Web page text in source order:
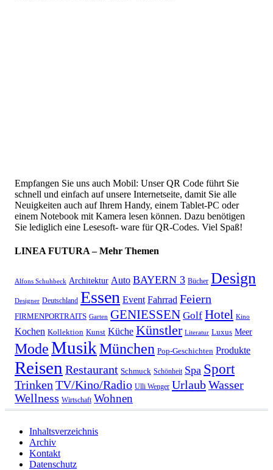
Empfangen Sie uns auch Mobil: Unser QR Code führt Sie
schnell und einfach auf unsere Internetseite, damit Sie alle
Neuigkeiten auch auf Ihrem Handy, einem Tablet-PC oder
einem Notebook mit Kamera lesen können. Dazu benötigen
Sie lediglich eine Lesesoft- ware für QR-Codes. Viel Spaß!
LINEA FUTURA – Mehr Themen
Alfons Schuhbeck Architektur Auto BAYERN 3 Bücher Design
Designer Deutschland Essen Event Fahrrad Feiern
FIRMENPORTRAITS Garten GENIESSEN Golf Hotel Kino
Kochen Kollektion Kunst Küche Künstler Literatur Luxus Meer
ModeMusikMünchen Pop-Geschichten Produkte
Reisen Restaurant Schmuck Schönheit Spa Sport
TrinkenTV/Kino/Radio Ulli Wenger UrlaubWasser
Wellness Wirtschaft Wohnen
Inhaltsverzeichnis
Archiv
Kontakt
Datenschutz